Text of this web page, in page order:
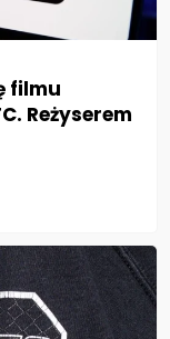
filmu
Reżyserem